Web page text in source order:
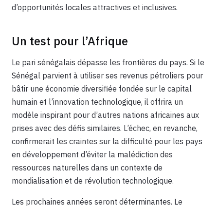
d’opportunités locales attractives et inclusives.
Un test pour l’Afrique
Le pari sénégalais dépasse les frontières du pays. Si le
Sénégal parvient à utiliser ses revenus pétroliers pour
bâtir une économie diversifiée fondée sur le capital
humain et l’innovation technologique, il offrira un
modèle inspirant pour d’autres nations africaines aux
prises avec des défis similaires. L’échec, en revanche,
confirmerait les craintes sur la difficulté pour les pays
en développement d’éviter la malédiction des
ressources naturelles dans un contexte de
mondialisation et de révolution technologique.
Les prochaines années seront déterminantes. Le